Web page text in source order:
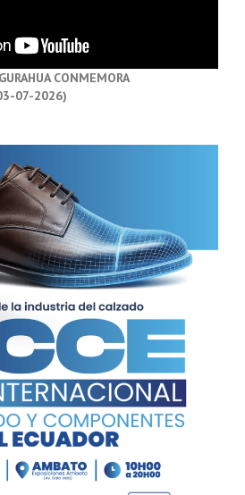
CONMEMORA
07-2026)